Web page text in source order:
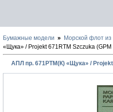
Бумажные модели Морской флот из
«Щука» / Projekt 671RTM Szczuka (GPM
АПЛ пр. 671РТМ(К) «Щука» / Projekt